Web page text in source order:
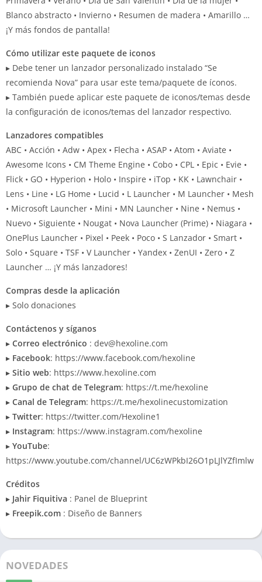
Blanco abstracto • Invierno • Resumen de madera • Amarillo …
¡Y más fondos de pantalla!
Cómo utilizar este paquete de iconos
▸ Debe tener un lanzador personalizado instalado “Se
recomienda Nova” para usar este tema/paquete de íconos.
▸ También puede aplicar este paquete de iconos/temas desde
la configuración de iconos/temas del lanzador respectivo.
Lanzadores compatibles
ABC • Acción • Adw • Apex • Flecha • ASAP • Atom • Aviate •
Awesome Icons • CM Theme Engine • Cobo • CPL • Epic • Evie •
Flick • GO • Hyperion • Holo • Inspire • iTop • KK • Lawnchair •
Lens • Line • LG Home • Lucid • L Launcher • M Launcher • Mesh
• Microsoft Launcher • Mini • MN Launcher • Nine • Nemus •
Nuevo • Siguiente • Nougat • Nova Launcher (Prime) • Niagara •
OnePlus Launcher • Pixel • Peek • Poco • S Lanzador • Smart •
Solo • Square • TSF • V Launcher • Yandex • ZenUI • Zero • Z
Launcher … ¡Y más lanzadores!
Compras desde la aplicación
▸ Solo donaciones
Contáctenos y síganos
▸ Correo electrónico : dev@hexoline.com
▸ Facebook: https://www.facebook.com/hexoline
▸ Sitio web: https://www.hexoline.com
▸ Grupo de chat de Telegram: https://t.me/hexoline
▸ Canal de Telegram: https://t.me/hexolinecustomization
▸ Twitter: https://twitter.com/Hexoline1
▸ Instagram: https://www.instagram.com/hexoline
▸ YouTube:
https://www.youtube.com/channel/UC6zWPkbI26O1pLJlYZfImlw
Créditos
▸ Jahir Fiquitiva : Panel de Blueprint
▸ Freepik.com : Diseño de Banners
NOVEDADES